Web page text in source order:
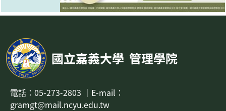
國立嘉義大學 管理學院
電話： 05-273-2803 ｜ E-mail：
gramgt@mail.ncyu.edu.tw